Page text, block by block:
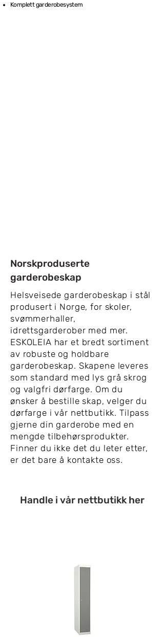
Komplett garderobesystem
Norskproduserte
garderobeskap
Helsveisede garderobeskap i stål
produsert i Norge, for skoler,
svømmerhaller,
idrettsgarderober med mer.
ESKOLEIA har et bredt sortiment
av robuste og holdbare
garderobeskap. Skapene leveres
som standard med lys grå skrog
og valgfri dørfarge. Om du
ønsker å bestille skap, velger du
dørfarge i vår nettbutikk. Tilpass
gjerne din garderobe med en
mengde tilbehørsprodukter.
Finner du ikke det du leter etter,
er det bare å kontakte oss.
Handle i vår nettbutikk her